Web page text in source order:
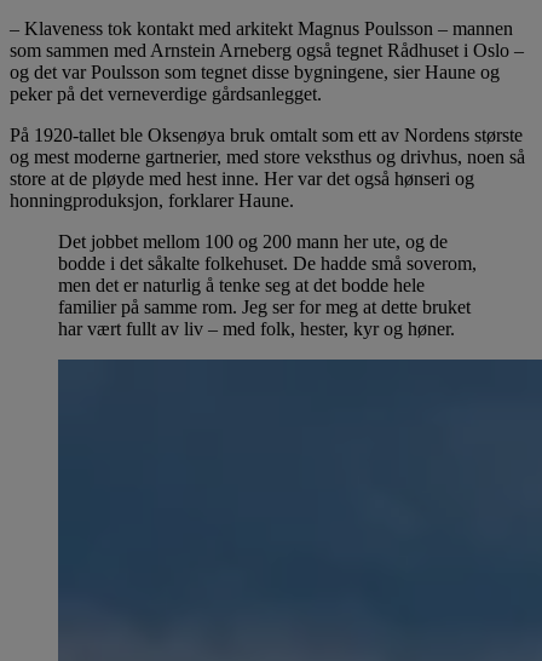
– Klaveness tok kontakt med arkitekt Magnus Poulsson – mannen
som sammen med Arnstein Arneberg også tegnet Rådhuset i Oslo –
og det var Poulsson som tegnet disse bygningene, sier Haune og
peker på det verneverdige gårdsanlegget.
På 1920-tallet ble Oksenøya bruk omtalt som ett av Nordens største
og mest moderne gartnerier, med store veksthus og drivhus, noen så
store at de pløyde med hest inne. Her var det også hønseri og
honningproduksjon, forklarer Haune.
Det jobbet mellom 100 og 200 mann her ute, og de
bodde i det såkalte folkehuset. De hadde små soverom,
men det er naturlig å tenke seg at det bodde hele
familier på samme rom. Jeg ser for meg at dette bruket
har vært fullt av liv – med folk, hester, kyr og høner.